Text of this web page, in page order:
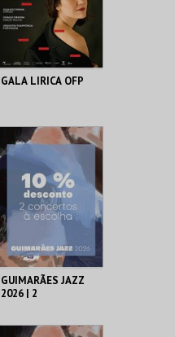
COMPRAR
GALA LIRICA OFP
AQUISIÇÃO
MAIS INFO
COMPRAR
GUIMARÃES JAZZ
2026 | 2